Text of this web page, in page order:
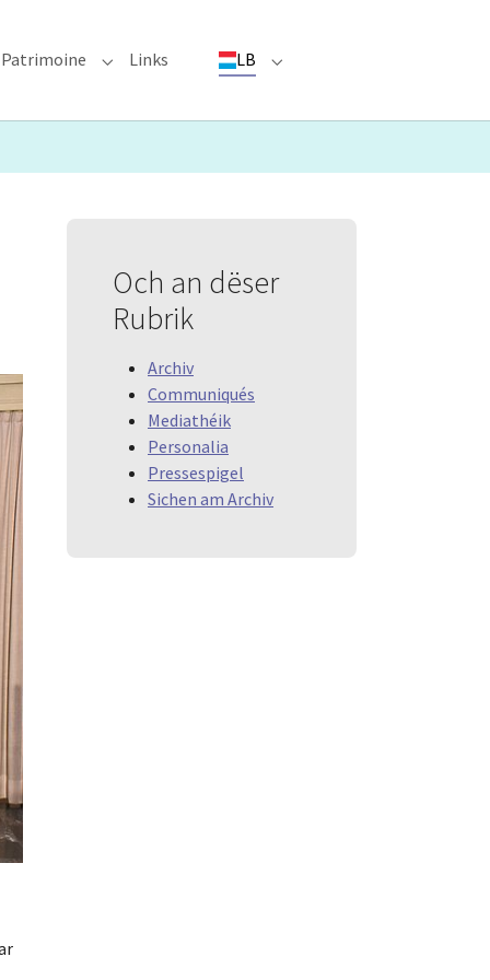
for "Evenementer"
Patrimoine Submenu for "Patrimoine"
Links LB Submenu for "LB"
Och an dëser
Rubrik
Archiv
Communiqués
Mediathéik
Personalia
Pressespigel
Sichen am Archiv